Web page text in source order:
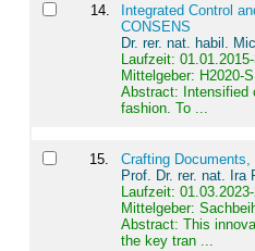
14.
Integrated Control
CONSENS
Dr. rer. nat. habil.
Laufzeit:
Mittelgeber: H2020-
Abstract:
fashion. To ...
15.
Crafting
Prof. Dr. rer. nat. Ira
Laufzeit:
Mittelgeber:
Abstract: This
the key tran ...